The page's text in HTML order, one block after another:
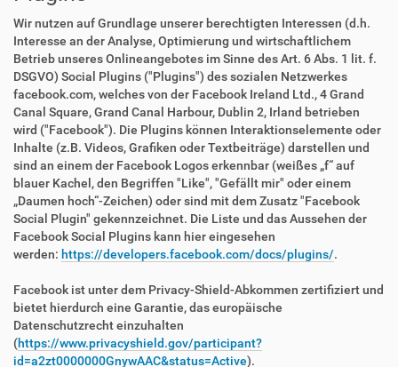
Wir nutzen auf Grundlage unserer berechtigten Interessen (d.h.
Interesse an der Analyse, Optimierung und wirtschaftlichem
Betrieb unseres Onlineangebotes im Sinne des Art. 6 Abs. 1 lit. f.
DSGVO) Social Plugins ("Plugins") des sozialen Netzwerkes
facebook.com, welches von der Facebook Ireland Ltd., 4 Grand
Canal Square, Grand Canal Harbour, Dublin 2, Irland betrieben
wird ("Facebook"). Die Plugins können Interaktionselemente oder
Inhalte (z.B. Videos, Grafiken oder Textbeiträge) darstellen und
sind an einem der Facebook Logos erkennbar (weißes „f“ auf
blauer Kachel, den Begriffen "Like", "Gefällt mir" oder einem
„Daumen hoch“-Zeichen) oder sind mit dem Zusatz "Facebook
Social Plugin" gekennzeichnet. Die Liste und das Aussehen der
Facebook Social Plugins kann hier eingesehen
werden: https://developers.facebook.com/docs/plugins/.
Facebook ist unter dem Privacy-Shield-Abkommen zertifiziert und
bietet hierdurch eine Garantie, das europäische
Datenschutzrecht einzuhalten
(https://www.privacyshield.gov/participant?
id=a2zt0000000GnywAAC&status=Active).